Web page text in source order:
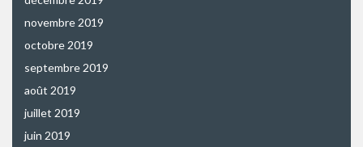
novembre 2019
octobre 2019
septembre 2019
août 2019
juillet 2019
juin 2019